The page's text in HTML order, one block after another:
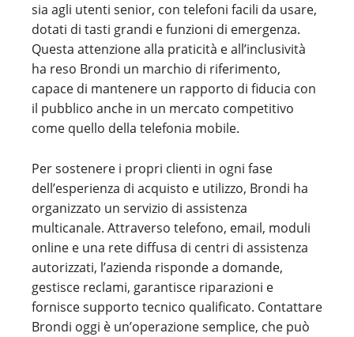
sia agli utenti senior, con telefoni facili da usare,
dotati di tasti grandi e funzioni di emergenza.
Questa attenzione alla praticità e all’inclusività
ha reso Brondi un marchio di riferimento,
capace di mantenere un rapporto di fiducia con
il pubblico anche in un mercato competitivo
come quello della telefonia mobile.
Per sostenere i propri clienti in ogni fase
dell’esperienza di acquisto e utilizzo, Brondi ha
organizzato un servizio di assistenza
multicanale. Attraverso telefono, email, moduli
online e una rete diffusa di centri di assistenza
autorizzati, l’azienda risponde a domande,
gestisce reclami, garantisce riparazioni e
fornisce supporto tecnico qualificato. Contattare
Brondi oggi è un’operazione semplice, che può